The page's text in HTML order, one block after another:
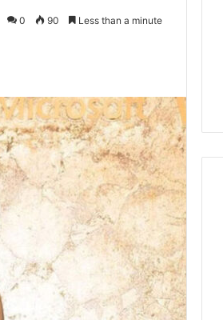
0 90 Less than a minute